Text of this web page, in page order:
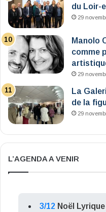
du Loir-
29
Manolo
comme
29
La
de la
29
L’AGENDA A VENIR
3/12 Noël Lyrique